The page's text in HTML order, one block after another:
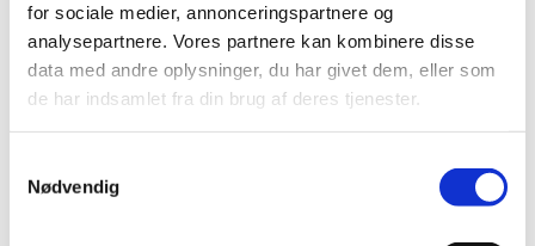
for sociale medier, annonceringspartnere og
analysepartnere. Vores partnere kan kombinere disse
data med andre oplysninger, du har givet dem, eller som
de har indsamlet fra din brug af deres tjenester.
Nødvendig
– Vi er trætte af at tabe den. Flot kulisse og god
opbakning, der kom et rush, da vi vandt første sæt,
og jeg synes vi hænger i det meste af andet sæt,
men vi har ikke den sidste skarphed til at lægge
presset over på dem, og kører videre på det.
Ærgreligt, men også en stærk uge trods alt, sagde
Anders Skaarup efter kampen.